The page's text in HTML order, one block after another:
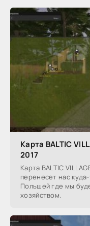
Карта BALTIC
2017
Карта BALTIC
перенесет нас
Польшей где мы
хозяйством.